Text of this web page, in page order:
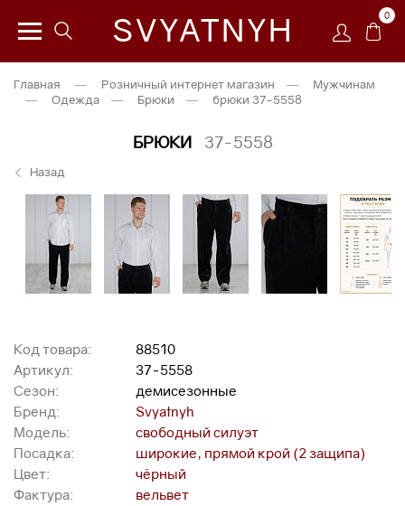
SVYATNYH 0
Главная — Розничный интернет магазин —
Мужчинам
—
Одежда — Брюки — брюки 37-5558
БРЮКИ 37-5558
Назад
Код товара:
88510
Артикул:
37-5558
Сезон:
демисезонные
Бренд:
Svyatnyh
Модель:
свободный силуэт
Посадка:
широкие, прямой крой (2 защипа)
Цвет:
чёрный
Фактура:
вельвет